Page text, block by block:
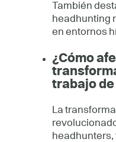
También
headhunting
en entornos
¿Cómo
trabajo
La
headhunters,